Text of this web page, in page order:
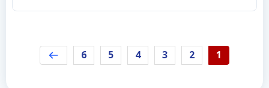
1
2
3
4
5
6